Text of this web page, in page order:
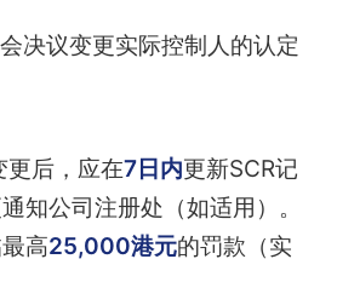
决议变更实际控制人的认定
更后，应在7日内更新SCR记
知公司注册处（如适用）。
高25,000港元的罚款（实